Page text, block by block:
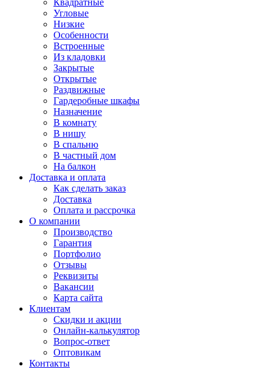
Квадратные
Угловые
Низкие
Особенности
Встроенные
Из кладовки
Закрытые
Открытые
Раздвижные
Гардеробные шкафы
Назначение
В комнату
В нишу
В спальню
В частный дом
На балкон
Доставка и оплата
Как сделать заказ
Доставка
Оплата и рассрочка
О компании
Производство
Гарантия
Портфолио
Отзывы
Реквизиты
Вакансии
Карта сайта
Клиентам
Скидки и акции
Онлайн-калькулятор
Вопрос-ответ
Оптовикам
Контакты